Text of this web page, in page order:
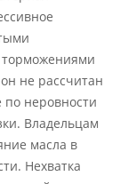
не рассчитан
по неровности
Владельцам
масла в
Нехватка